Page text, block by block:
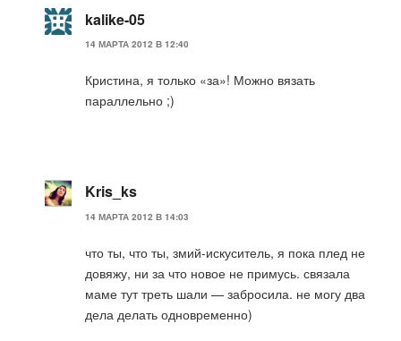
kalike-05
14 МАРТА 2012 В 12:40
Кристина, я только «за»! Можно вязать
параллельно ;)
Kris_ks
14 МАРТА 2012 В 14:03
что ты, что ты, змий-искуситель, я пока плед не
довяжу, ни за что новое не примусь. связала
маме тут треть шали — забросила. не могу два
дела делать одновременно)